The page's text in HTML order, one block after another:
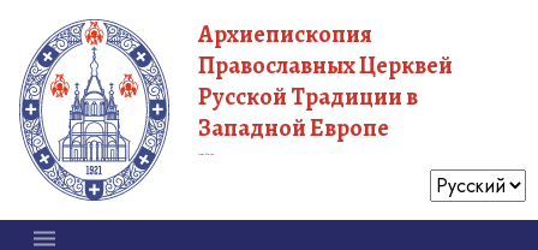
Архиепископия
Православных Церквей
Русской Традиции в
Западной Европе